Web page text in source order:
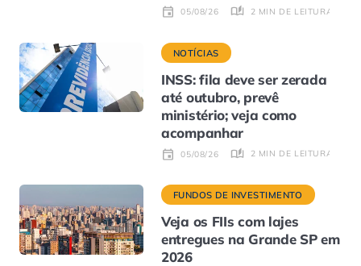
05/08/26 2 MIN DE LEITURA
NOTÍCIAS
INSS: fila deve ser zerada
até outubro, prevê
ministério; veja como
acompanhar
05/08/26 2 MIN DE LEITURA
FUNDOS DE INVESTIMENTO
Veja os FIIs com lajes
entregues na Grande SP em
2026